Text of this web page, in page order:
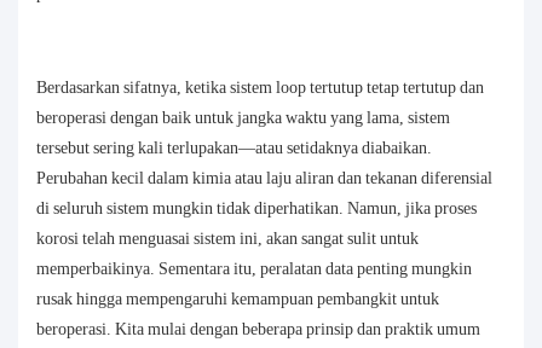
Berdasarkan sifatnya, ketika sistem loop tertutup tetap tertutup dan
beroperasi dengan baik untuk jangka waktu yang lama, sistem
tersebut sering kali terlupakan—atau setidaknya diabaikan.
Perubahan kecil dalam kimia atau laju aliran dan tekanan diferensial
di seluruh sistem mungkin tidak diperhatikan. Namun, jika proses
korosi telah menguasai sistem ini, akan sangat sulit untuk
memperbaikinya. Sementara itu, peralatan data penting mungkin
rusak hingga mempengaruhi kemampuan pembangkit untuk
beroperasi. Kita mulai dengan beberapa prinsip dan praktik umum